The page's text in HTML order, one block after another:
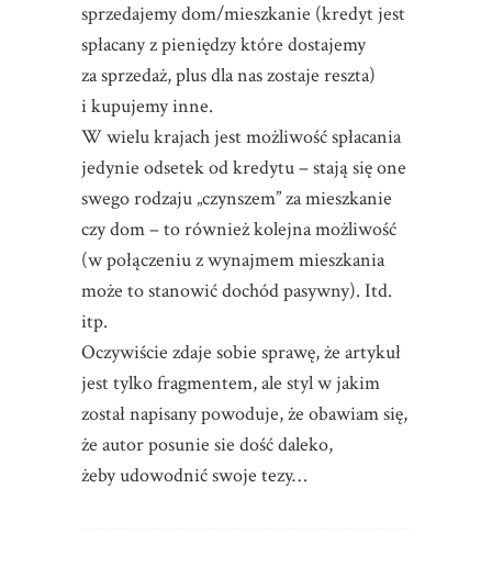
sprzedajemy dom/mieszkanie (kredyt jest
spłacany z pieniędzy które dostajemy
za sprzedaż, plus dla nas zostaje reszta)
i kupujemy inne.
W wielu krajach jest możliwość spłacania
jedynie odsetek od kredytu – stają się one
swego rodzaju „czynszem” za mieszkanie
czy dom – to również kolejna możliwość
(w połączeniu z wynajmem mieszkania
może to stanowić dochód pasywny). Itd.
itp.
Oczywiście zdaje sobie sprawę, że artykuł
jest tylko fragmentem, ale styl w jakim
został napisany powoduje, że obawiam się,
że autor posunie sie dość daleko,
żeby udowodnić swoje tezy…